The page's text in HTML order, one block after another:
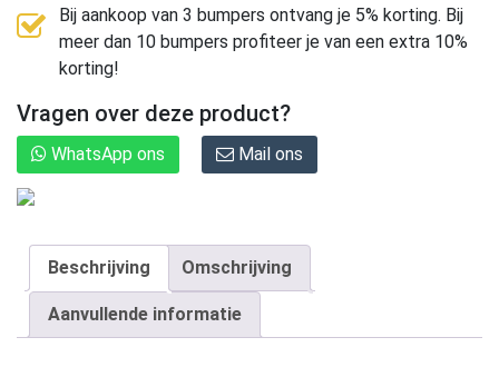
Bij aankoop van 3 bumpers ontvang je 5% korting. Bij
meer dan 10 bumpers profiteer je van een extra 10%
korting!
Vragen over deze product?
WhatsApp ons Mail ons
Beschrijving Omschrijving
Aanvullende informatie